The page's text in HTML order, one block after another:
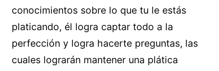
conocimientos sobre lo que tu le estás
platicando, él logra captar todo a la
perfección y logra hacerte preguntas, las
cuales lograrán mantener una plática